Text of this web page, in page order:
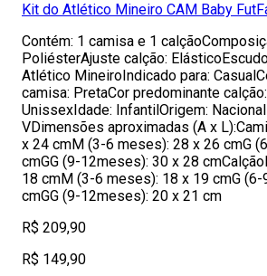
Kit do Atlético Mineiro CAM Baby
Contém: 1 camisa e 1
PoliésterAjuste calção:
Atlético MineiroIndicado para:
camisa: PretaCor predominante
UnissexIdade: InfantilOrigem:
VDimensões aproximadas (A x
x 24 cmM (3-6 meses): 28 x 26 cmG
cmGG (9-12meses): 30 x 28
18 cmM (3-6 meses): 18 x 19 cmG
cmGG (9-12meses): 20 x 21 cm
R$ 209,90
R$ 149,90